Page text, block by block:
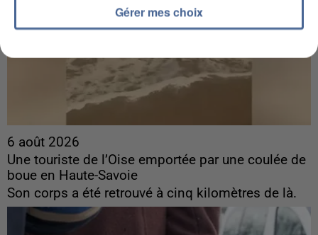
6 août 2026
Une touriste de l’Oise emportée par une coulée de
boue en Haute-Savoie
Son corps a été retrouvé à cinq kilomètres de là.
Gérer mes choix